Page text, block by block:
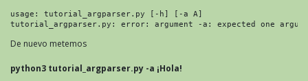
usage: tutorial_argparser.py [-h] [-a A]
tutorial_argparser.py: error: argument -a: expected one
De nuevo metemos
python3 tutorial_argparser.py -a ¡Hola!